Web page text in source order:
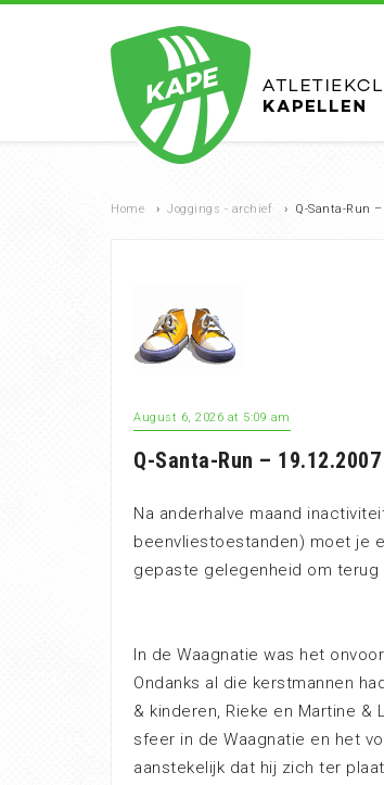
Home › Joggings - archief › Q-Santa-Run
August 6, 2026 at 5:09 am
Q-Santa-Run –
Na anderhalve maand
beenvliestoestanden) moet je
gepaste gelegenheid om
In de Waagnatie was het
Ondanks al die kerstmannen
& kinderen, Rieke en Martine
sfeer in de Waagnatie en het
aanstekelijk dat hij zich ter